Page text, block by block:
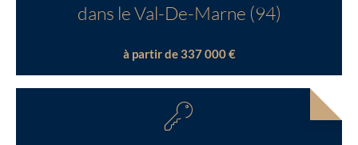
dans le Val-De-Marne (94)
à partir de 337 000 €